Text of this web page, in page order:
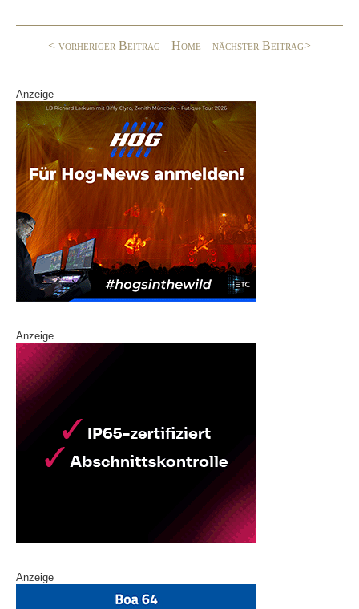
o< vorheriger Beitrag Home nächster Beitrag>
Anzeige
Anzeige
Anzeige